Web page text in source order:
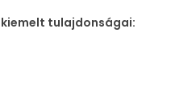
kiemelt tulajdonságai: